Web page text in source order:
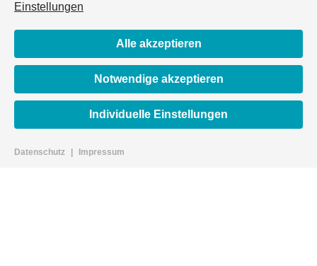
Einstellungen
Alle akzeptieren
Notwendige akzeptieren
Datenschutz Impressum
Individuelle Einstellungen